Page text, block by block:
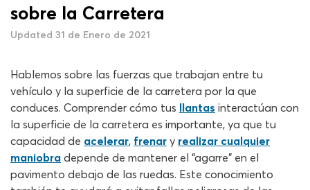
sobre la Carretera
Updated 31 de Enero de 2021
Hablemos sobre las fuerzas que trabajan entre tu
vehículo y la superficie de la carretera por la que
conduces. Comprender cómo tus llantas interactúan con
la superficie de la carretera es importante, ya que tu
capacidad de acelerar, frenar y realizar cualquier
maniobra depende de mantener el “agarre” en el
pavimento debajo de las ruedas. Este conocimiento